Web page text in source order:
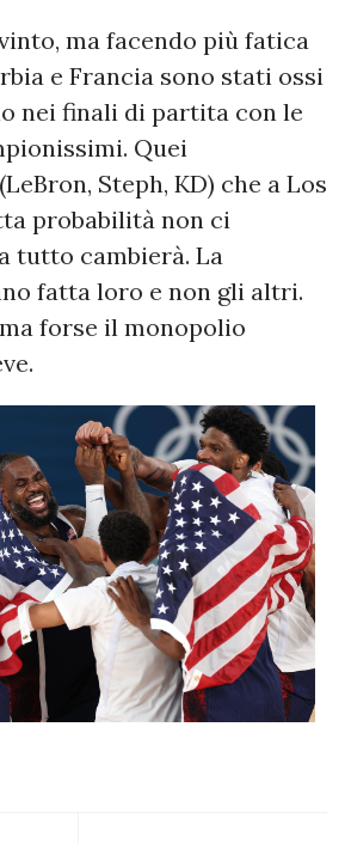
ma facendo più fatica
e Francia sono stati ossi
nei finali di partita con le
Quei
Steph, KD) che a Los
probabilità non ci
tutto cambierà. La
fatta loro e non gli altri.
forse il monopolio